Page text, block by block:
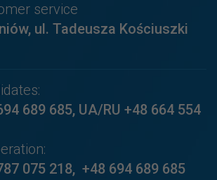
service
ul. Tadeusza Kościuszki
689 685, UA/RU +48 664 554
075 218, +48 694 689 685